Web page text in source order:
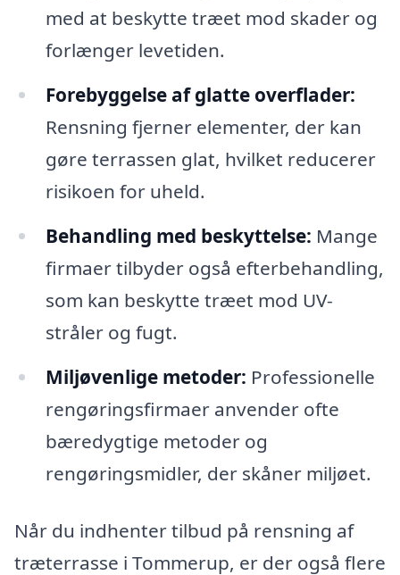
med at beskytte træet mod skader og
forlænger levetiden.
Forebyggelse af glatte overflader:
Rensning fjerner elementer, der kan
gøre terrassen glat, hvilket reducerer
risikoen for uheld.
Behandling med beskyttelse: Mange
firmaer tilbyder også efterbehandling,
som kan beskytte træet mod UV-
stråler og fugt.
Miljøvenlige metoder: Professionelle
rengøringsfirmaer anvender ofte
bæredygtige metoder og
rengøringsmidler, der skåner miljøet.
Når du indhenter tilbud på rensning af
træterrasse i Tommerup, er der også flere